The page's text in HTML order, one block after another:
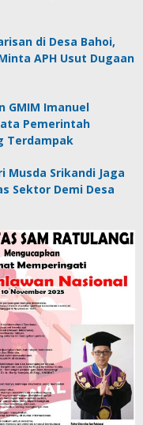
di Desa Bahoi,
APH Usut Dugaan
GMIM Imanuel
Pemerintah
Terdampak
Musda Srikandi Jaga
Sektor Demi Desa